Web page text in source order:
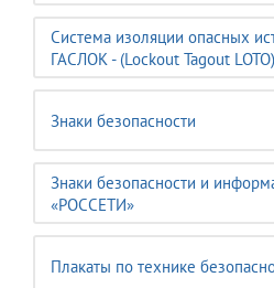
Система изоляции опасных
ГАСЛОК - (Lockout Tagout LOTO)
Знаки безопасности
Знаки безопасности и
«РОССЕТИ»
Плакаты по технике